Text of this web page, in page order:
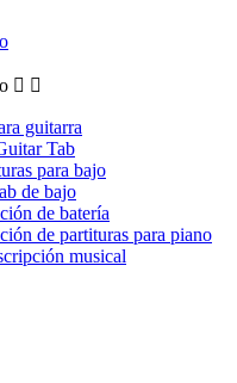
 
guitarra
Tab
para bajo
de bajo
de batería
de partituras para piano
musical